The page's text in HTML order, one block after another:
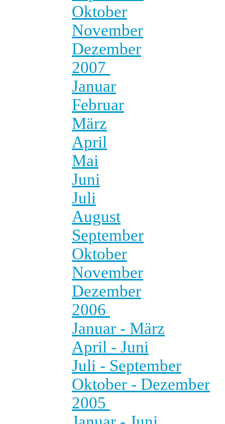
Oktober
November
Dezember
2007
Januar
Februar
März
April
Mai
Juni
Juli
August
September
Oktober
November
Dezember
2006
Januar - März
April - Juni
Juli - September
Oktober - Dezember
2005